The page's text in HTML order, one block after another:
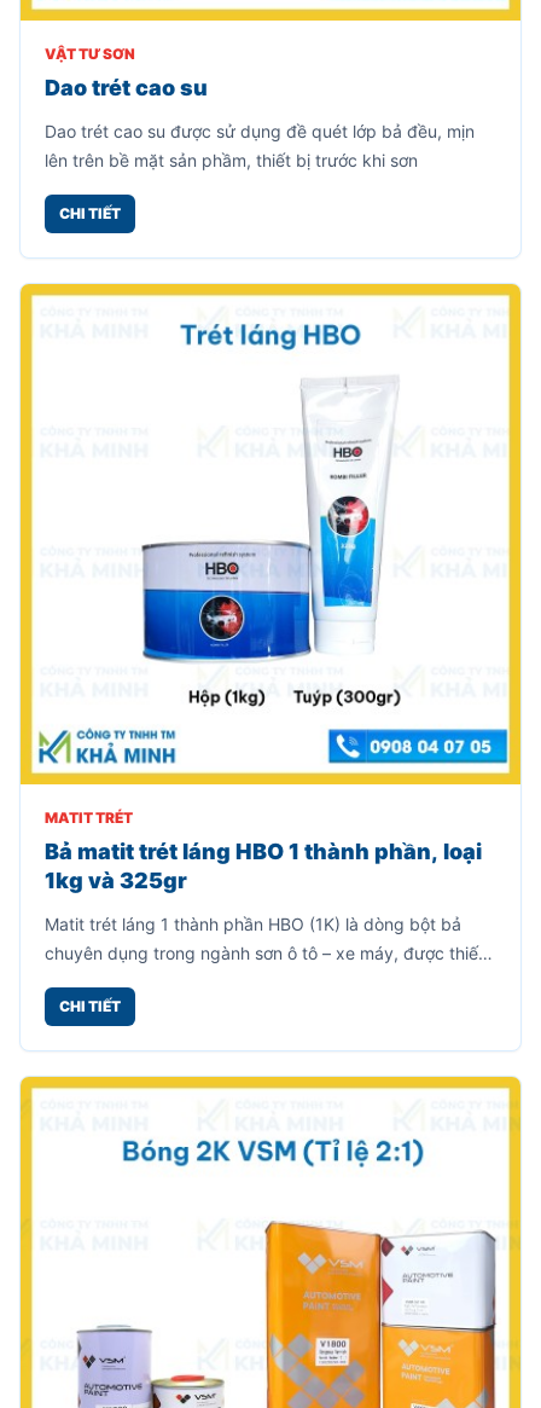
VẬT TƯ SƠN
Dao trét cao su
Dao trét cao su được sử dụng đề quét lớp bả đều, mịn
lên trên bề mặt sản phầm, thiết bị trước khi sơn
CHI TIẾT
MATIT TRÉT
Bả matit trét láng HBO 1 thành phần, loại
1kg và 325gr
Matit trét láng 1 thành phần HBO (1K) là dòng bột bả
chuyên dụng trong ngành sơn ô tô – xe máy, được thiết
kế để làm mịn bề mặt, che khuyết điểm nhỏ trước khi
sơn phủ hoàn thiện.
CHI TIẾT